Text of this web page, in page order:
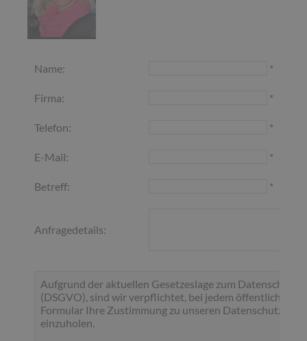
Name: *
Firma: *
Telefon: *
E-Mail: *
Betreff: *
Anfragedetails:
Aufgrund der aktuellen Gesetzeslage zum Datenschutz
(DSGVO), sind wir verpflichtet, bei jedem öffentlich
Formular Ihre Zustimmung zu unseren
einzuholen.